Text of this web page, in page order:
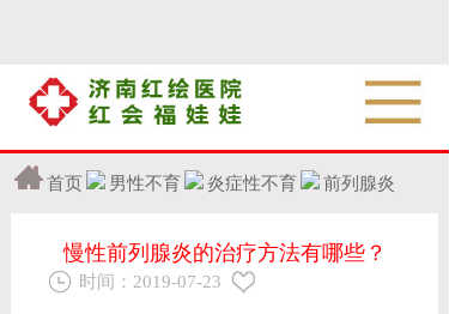
首页 男性不育 炎症性不育 前列腺炎
慢性前列腺炎的治疗方法有哪些？
时间： 2019-07-23